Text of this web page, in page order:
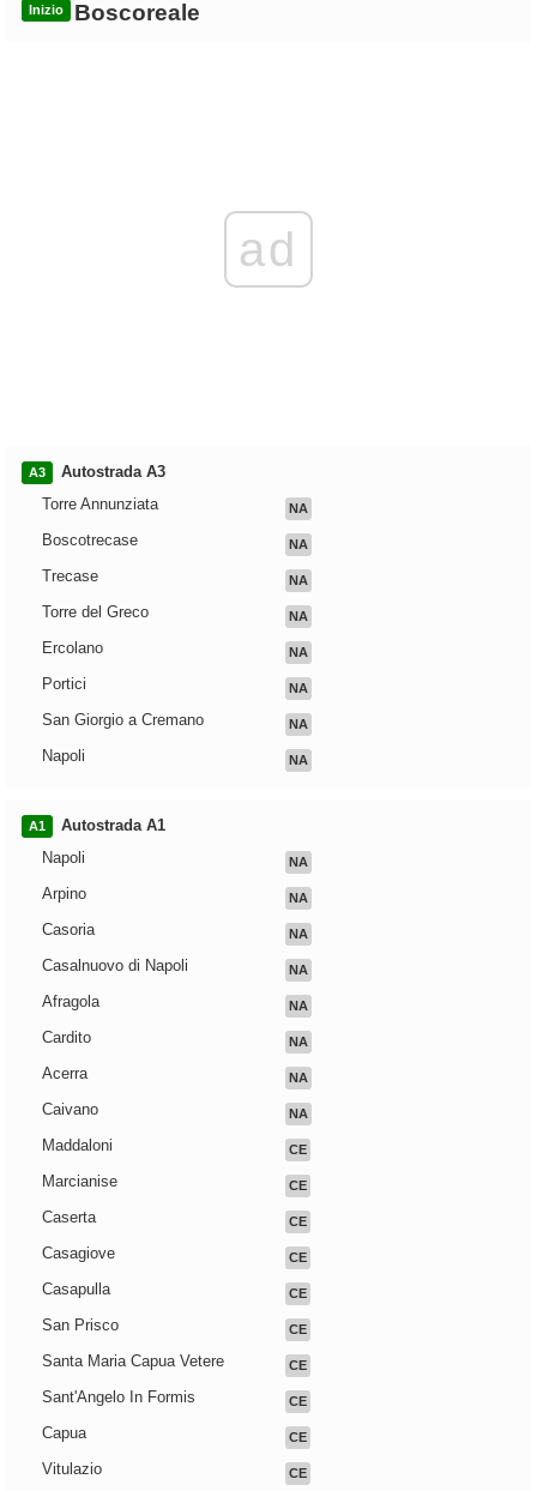
Inizio Boscoreale
ad
A3
Autostrada A3
Torre Annunziata
NA
Boscotrecase NA
Trecase NA
Torre del Greco NA
Ercolano NA
Portici NA
San Giorgio a Cremano NA
Napoli NA
A1
Autostrada A1
Napoli
NA
Arpino NA
Casoria NA
Casalnuovo di Napoli NA
Afragola NA
Cardito NA
Acerra NA
Caivano NA
Maddaloni CE
Marcianise CE
Caserta CE
Casagiove CE
Casapulla CE
San Prisco CE
Santa Maria Capua Vetere CE
Sant'Angelo In Formis CE
Capua CE
Vitulazio CE